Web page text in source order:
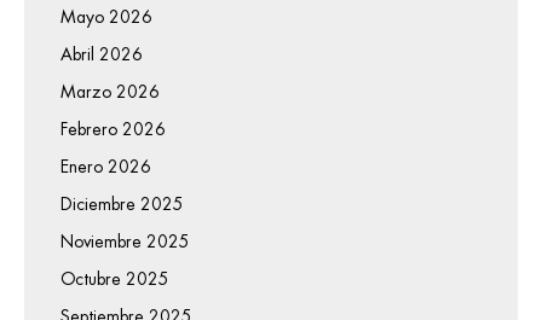
Mayo 2026
Abril 2026
Marzo 2026
Febrero 2026
Enero 2026
Diciembre 2025
Noviembre 2025
Octubre 2025
Septiembre 2025